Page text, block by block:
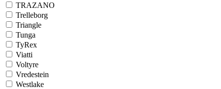
TRAZANO
Trelleborg
Triangle
Tunga
TyRex
Viatti
Voltyre
Vredestein
Westlake